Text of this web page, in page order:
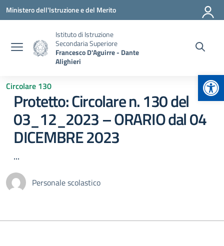
Vai ai contenuti
Vai al menu di navigazione
Vai al footer
Ministero dell'Istruzione e del Merito
Istituto di Istruzione
Secondaria Superiore
Francesco D'Aguirre - Dante
Alighieri
Circolare 130
Protetto: Circolare n. 130 del
03_12_2023 – ORARIO dal 04
DICEMBRE 2023
...
Personale scolastico